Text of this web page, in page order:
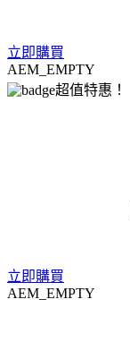
立即購買
AEM_EMPTY
超值特惠！
立即購買
AEM_EMPTY